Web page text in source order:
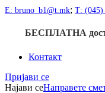
Е: bruno_b1@t.mk; Т: (045)
БЕСПЛАТНА
Контакт
Пријави се
Најави сеНаправете